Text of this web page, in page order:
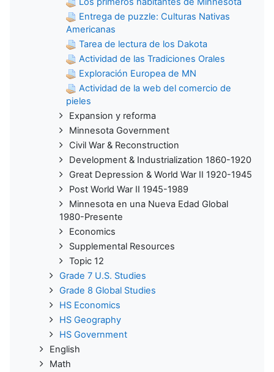
Entrega de puzzle: Culturas Nativas
Americanas
Tarea de lectura de los Dakota
Actividad de las Tradiciones Orales
Exploración Europea de MN
Actividad de la web del comercio de
pieles
Expansion y reforma
Minnesota Government
Civil War & Reconstruction
Development & Industrialization 1860-1920
Great Depression & World War II 1920-1945
Post World War II 1945-1989
Minnesota en una Nueva Edad Global
1980-Presente
Economics
Supplemental Resources
Topic 12
Grade 7 U.S. Studies
Grade 8 Global Studies
HS Economics
HS Geography
HS Government
English
Math